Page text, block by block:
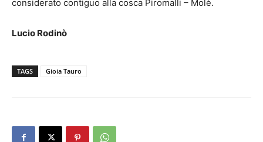
considerato contiguo alla cosca Piromalli – Molè.
Lucio Rodinò
TAGS Gioia Tauro